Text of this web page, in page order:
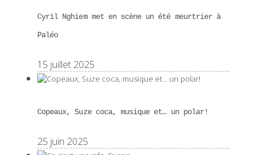
Cyril Nghiem met en scène un été meurtrier à
Paléo
15 juillet 2025
Copeaux, Suze coca, musique et… un polar!
25 juin 2025